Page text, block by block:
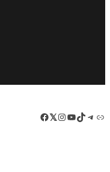
Facebook
LinkedIn
Instagram
YouTube
TikTok